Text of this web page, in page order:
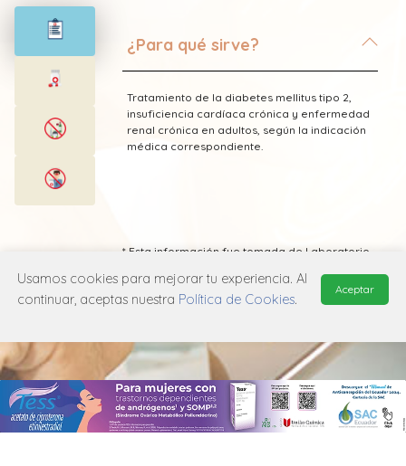
¿Para qué sirve?
Tratamiento de la diabetes mellitus tipo 2,
insuficiencia cardíaca crónica y enfermedad
renal crónica en adultos, según la indicación
médica correspondiente.
* Esta información fue tomada de Laboratorio
Farmacéutico Edifarm (ISBN: 9798281009201)
MANUAL DE USUARIO
POLÍTICA DE PRIVACIDAD
POLÍTICA DE COOKIES
Usamos cookies para mejorar tu experiencia. Al
continuar, aceptas nuestra Política de Cookies.
Aceptar